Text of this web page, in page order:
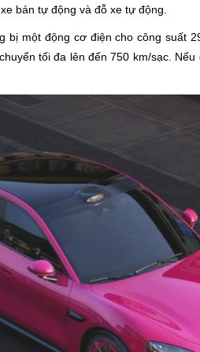
bán tự động và đỗ xe tự động.
bị một động cơ điện cho công suất
tối đa lên đến 750 km/sạc.